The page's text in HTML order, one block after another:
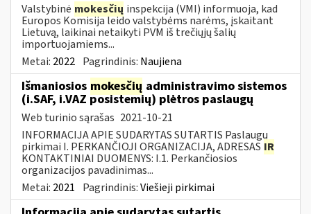
Valstybinė mokesčių inspekcija (VMI) informuoja, kad
Europos Komisija leido valstybėms narėms, įskaitant
Lietuvą, laikinai netaikyti PVM iš trečiųjų šalių
importuojamiems...
Metai: 2022 Pagrindinis: Naujiena
Išmaniosios mokesčių administravimo sistemos
(i.SAF, i.VAZ posistemių) plėtros paslaugų
Web turinio sąrašas 2021-10-21
INFORMACIJA APIE SUDARYTAS SUTARTIS Paslaugų
pirkimai I. PERKANČIOJI ORGANIZACIJA, ADRESAS IR
KONTAKTINIAI DUOMENYS: I.1. Perkančiosios
organizacijos pavadinimas...
Metai: 2021 Pagrindinis:Viešieji pirkimai